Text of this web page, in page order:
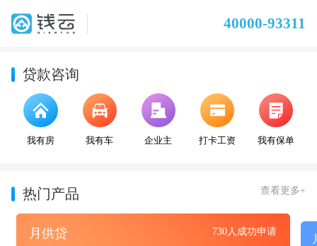
40000-93311
贷款咨询
我有房 我有车 企业主 打卡工资 我有保单
热门产品 查看更多+
月供贷 730人成功申请